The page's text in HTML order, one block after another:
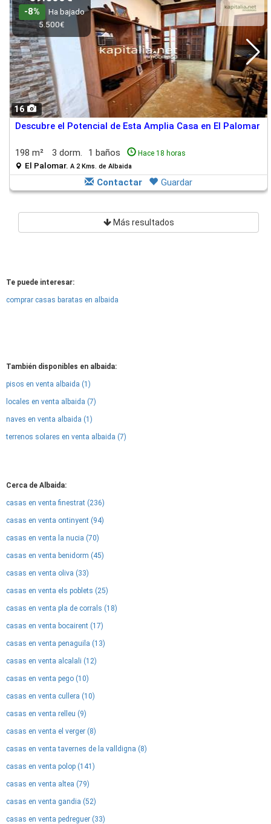
16
-8%
Ha bajado
5.500€
Descubre el Potencial de Esta Amplia Casa en El Palomar
198 m² 3 dorm. 1 baños Hace 18 horas
El Palomar. A 2 Kms. de Albaida
Contactar Guardar
Más resultados
Te puede interesar:
comprar casas baratas en albaida
También disponibles en albaida:
pisos en venta albaida (1)
locales en venta albaida (7)
naves en venta albaida (1)
terrenos solares en venta albaida (7)
Cerca de Albaida:
casas en venta finestrat (236)
casas en venta ontinyent (94)
casas en venta la nucia (70)
casas en venta benidorm (45)
casas en venta oliva (33)
casas en venta els poblets (25)
casas en venta pla de corrals (18)
casas en venta bocairent (17)
casas en venta penaguila (13)
casas en venta alcalali (12)
casas en venta pego (10)
casas en venta cullera (10)
casas en venta relleu (9)
casas en venta el verger (8)
casas en venta tavernes de la valldigna (8)
casas en venta polop (141)
casas en venta altea (79)
casas en venta gandia (52)
casas en venta pedreguer (33)